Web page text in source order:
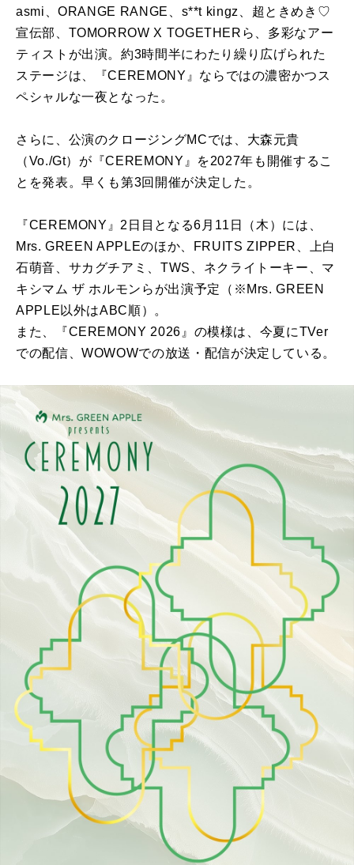
asmi、ORANGE RANGE、s**t kingz、超ときめき♡
宣伝部、TOMORROW X TOGETHERら、多彩なアー
ティストが出演。約3時間半にわたり繰り広げられた
ステージは、『CEREMONY』ならではの濃密かつス
ペシャルな一夜となった。
さらに、公演のクロージングMCでは、大森元貴
（Vo./Gt）が『CEREMONY』を2027年も開催するこ
とを発表。早くも第3回開催が決定した。
『CEREMONY』2日目となる6月11日（木）には、
Mrs. GREEN APPLEのほか、FRUITS ZIPPER、上白
石萌音、サカグチアミ、TWS、ネクライトーキー、マ
キシマム ザ ホルモンらが出演予定（※Mrs. GREEN
APPLE以外はABC順）。
また、『CEREMONY 2026』の模様は、今夏にTVer
での配信、WOWOWでの放送・配信が決定している。